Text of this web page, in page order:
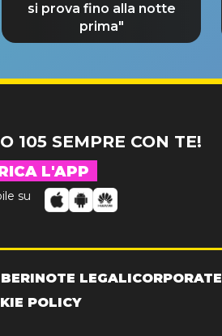
si prova fino alla notte
prima"
105 SEMPRE CON TE!
L'APP
su
NOTE LEGALICORPORATE
POLICY